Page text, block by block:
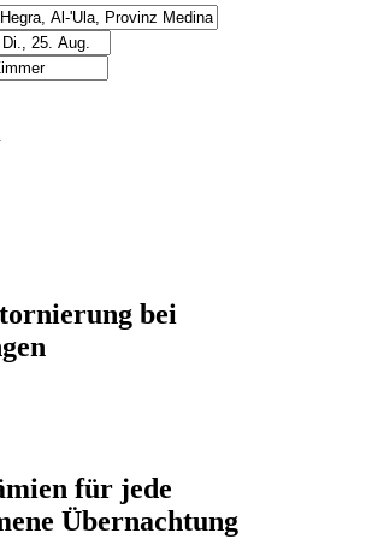
bei
für jede
Übernachtung